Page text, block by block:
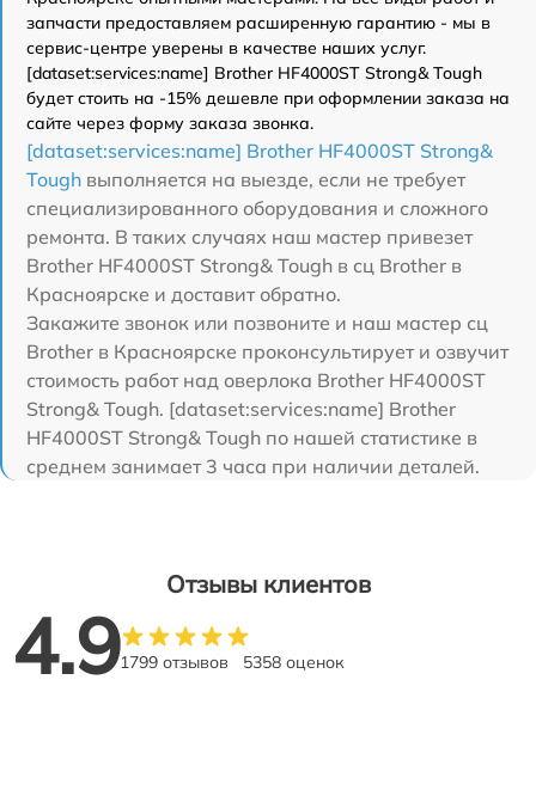
запчасти предоставляем расширенную гарантию - мы в
сервис-центре уверены в качестве наших услуг.
[dataset:services:name] Brother HF4000ST Strong& Tough
будет стоить на -15% дешевле при оформлении заказа на
сайте через форму заказа звонка.
[dataset:services:name] Brother HF4000ST Strong&
Tough выполняется на выезде, если не требует
специализированного оборудования и сложного
ремонта. В таких случаях наш мастер привезет
Brother HF4000ST Strong& Tough в сц Brother в
Красноярске и доставит обратно.
Закажите звонок или позвоните и наш мастер сц
Brother в Красноярске проконсультирует и озвучит
стоимость работ над оверлока Brother HF4000ST
Strong& Tough. [dataset:services:name] Brother
HF4000ST Strong& Tough по нашей статистике в
среднем занимает 3 часа при наличии деталей.
Отзывы клиентов
4.91799 отзывов 5358 оценок